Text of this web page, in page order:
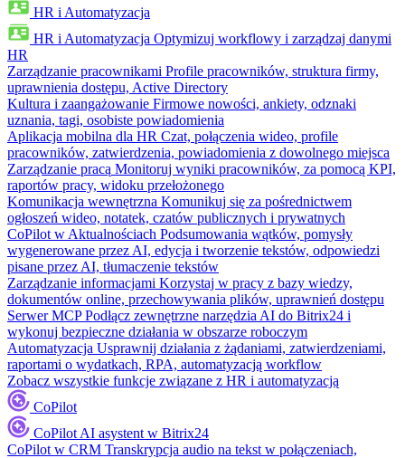
HR i Automatyzacja
HR i Automatyzacja Optymizuj workflowy i zarządzaj danymi
HR
Zarządzanie pracownikami Profile pracowników, struktura firmy,
uprawnienia dostępu, Active Directory
Kultura i zaangażowanie Firmowe nowości, ankiety, odznaki
uznania, tagi, osobiste powiadomienia
Aplikacja mobilna dla HR Czat, połączenia wideo, profile
pracowników, zatwierdzenia, powiadomienia z dowolnego miejsca
Zarządzanie pracą Monitoruj wyniki pracowników, za pomocą KPI,
raportów pracy, widoku przełożonego
Komunikacja wewnętrzna Komunikuj się za pośrednictwem
ogłoszeń wideo, notatek, czatów publicznych i prywatnych
CoPilot w Aktualnościach Podsumowania wątków, pomysły
wygenerowane przez AI, edycja i tworzenie tekstów, odpowiedzi
pisane przez AI, tłumaczenie tekstów
Zarządzanie informacjami Korzystaj w pracy z bazy wiedzy,
dokumentów online, przechowywania plików, uprawnień dostępu
Serwer MCP Podłącz zewnętrzne narzędzia AI do Bitrix24 i
wykonuj bezpieczne działania w obszarze roboczym
Automatyzacja Usprawnij działania z żądaniami, zatwierdzeniami,
raportami o wydatkach, RPA, automatyzacją workflow
Zobacz wszystkie funkcje związane z HR i automatyzacją
CoPilot
CoPilot AI asystent w Bitrix24
CoPilot w CRM Transkrypcja audio na tekst w połączeniach,